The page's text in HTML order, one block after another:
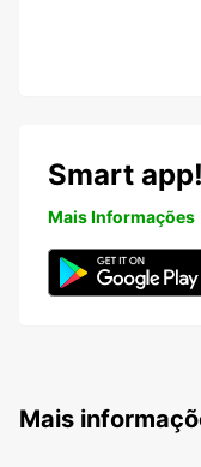
Smart
Mais Informações
Mais